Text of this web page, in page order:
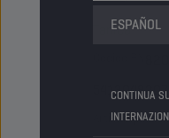
ESPAÑOL
CONTINUA
Tanica
Articoli/pacco-